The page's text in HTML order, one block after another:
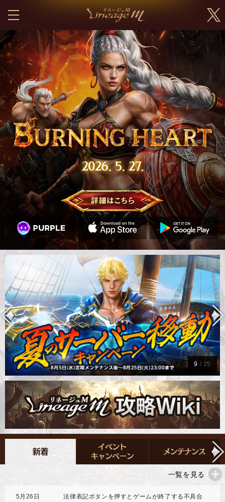
9 / 25
一覧を見る
5月26日 法律表記ボタンを押すとゲームが終了する不具合